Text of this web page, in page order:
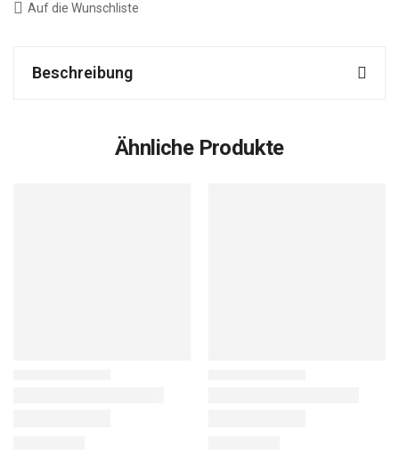
Auf die Wunschliste
Beschreibung
Ähnliche Produkte